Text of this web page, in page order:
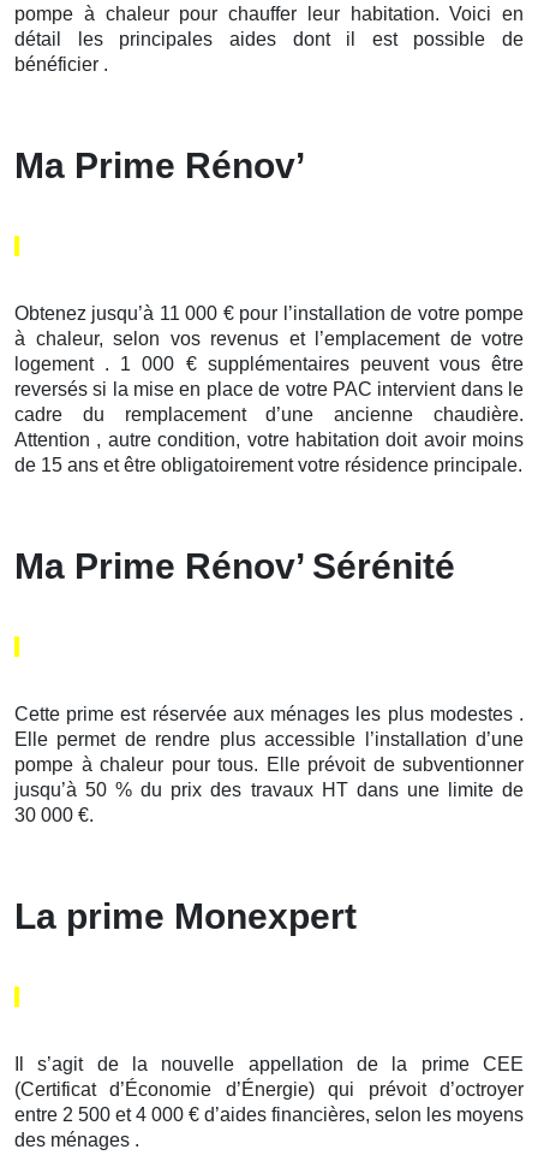
pompe à chaleur pour chauffer leur habitation. Voici en
détail les principales aides dont il est possible de
bénéficier .
Ma Prime Rénov’
Obtenez jusqu’à 11 000 € pour l’installation de votre pompe
à chaleur, selon vos revenus et l’emplacement de votre
logement . 1 000 € supplémentaires peuvent vous être
reversés si la mise en place de votre PAC intervient dans le
cadre du remplacement d’une ancienne chaudière.
Attention , autre condition, votre habitation doit avoir moins
de 15 ans et être obligatoirement votre résidence principale.
Ma Prime Rénov’ Sérénité
Cette prime est réservée aux ménages les plus modestes .
Elle permet de rendre plus accessible l’installation d’une
pompe à chaleur pour tous. Elle prévoit de subventionner
jusqu’à 50 % du prix des travaux HT dans une limite de
30 000 €.
La prime Monexpert
Il s’agit de la nouvelle appellation de la prime CEE
(Certificat d’Économie d’Énergie) qui prévoit d’octroyer
entre 2 500 et 4 000 € d’aides financières, selon les moyens
des ménages .